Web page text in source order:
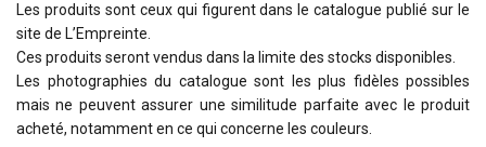
Les produits sont ceux qui figurent dans le catalogue publié sur le
site de L’Empreinte.
Ces produits seront vendus dans la limite des stocks disponibles.
Les photographies du catalogue sont les plus fidèles possibles
mais ne peuvent assurer une similitude parfaite avec le produit
acheté, notamment en ce qui concerne les couleurs.